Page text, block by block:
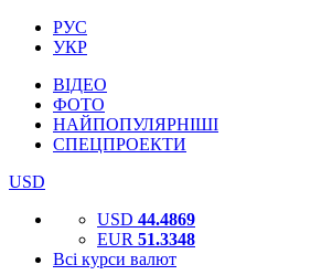
РУС
УКР
ВІДЕО
ФОТО
НАЙПОПУЛЯРНІШІ
СПЕЦПРОЕКТИ
USD
USD 44.4869
EUR 51.3348
Всі курси валют